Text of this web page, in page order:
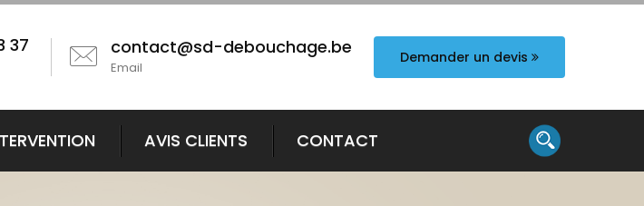
37 contact@sd-debouchage.be
Email
Demander un devis
AVIS CLIENTS CONTACT